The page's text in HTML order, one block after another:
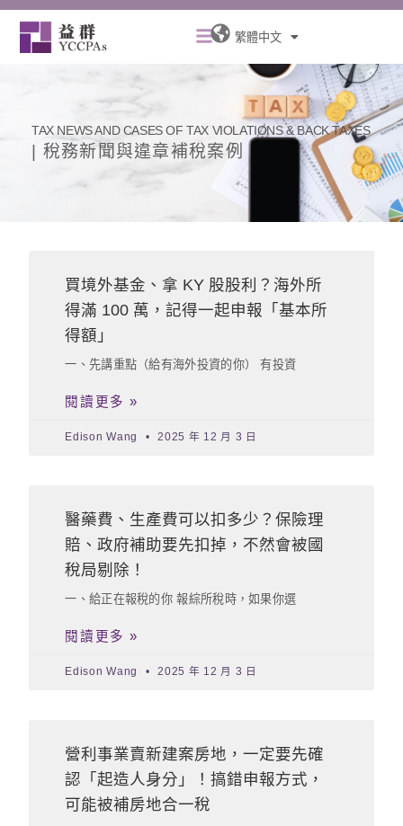
跳
Menu繁體中文
TAX NEWS AND CASES OF TAX VIOLATIONS & BACK TAXES
| 稅務新聞與違章補稅案例
買境外基金、拿 KY 股股利？海外所
得滿 100 萬，記得一起申報「基本所
得額」
一、先講重點（給有海外投資的你） 有投資
閱讀更多 »
Edison Wang 2025 年 12 月 3 日
醫藥費、生產費可以扣多少？保險理
賠、政府補助要先扣掉，不然會被國
稅局剔除！
一、給正在報稅的你 報綜所稅時，如果你選
閱讀更多 »
Edison Wang 2025 年 12 月 3 日
營利事業賣新建案房地，一定要先確
認「起造人身分」！搞錯申報方式，
可能被補房地合一稅
面面面